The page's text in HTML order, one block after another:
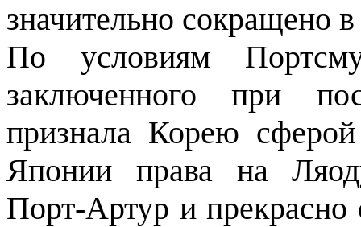
значительно сокращено
По условиям
заключенного при
признала Корею сферой
Японии пра­ва на
Порт-Артур и